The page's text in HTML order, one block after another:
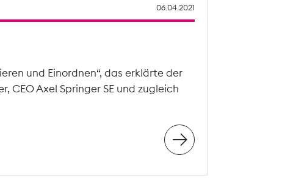
06.04.2021
und Einordnen“, das erklärte der
Axel Springer SE und zugleich